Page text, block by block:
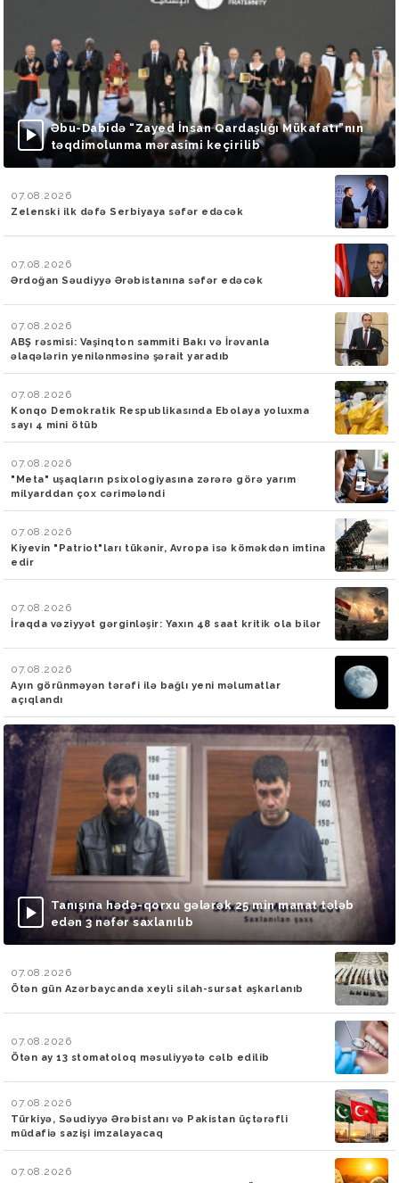
Əbu-Dabidə “Zayed İnsan Qardaşlığı Mükafatı”nın
təqdimolunma mərasimi keçirilib
07.08.2026
Zelenski ilk dəfə Serbiyaya səfər edəcək
07.08.2026
Ərdoğan Səudiyyə Ərəbistanına səfər edəcək
07.08.2026
ABŞ rəsmisi: Vaşinqton sammiti Bakı və İrəvanla
əlaqələrin yenilənməsinə şərait yaradıb
07.08.2026
Konqo Demokratik Respublikasında Ebolaya yoluxma
sayı 4 mini ötüb
07.08.2026
"Meta" uşaqların psixologiyasına zərərə görə yarım
milyarddan çox cərimələndi
07.08.2026
Kiyevin "Patriot"ları tükənir, Avropa isə köməkdən imtina
edir
07.08.2026
İraqda vəziyyət gərginləşir: Yaxın 48 saat kritik ola bilər
07.08.2026
Ayın görünməyən tərəfi ilə bağlı yeni məlumatlar
açıqlandı
Tanışına hədə-qorxu gələrək 25 min manat tələb
edən 3 nəfər saxlanılıb
07.08.2026
Ötən gün Azərbaycanda xeyli silah-sursat aşkarlanıb
07.08.2026
Ötən ay 13 stomatoloq məsuliyyətə cəlb edilib
07.08.2026
Türkiyə, Səudiyyə Ərəbistanı və Pakistan üçtərəfli
müdafiə sazişi imzalayacaq
07.08.2026